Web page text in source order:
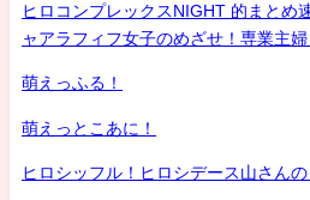
ヒロコンプレックスNIGHT 的まとめ
ャアラフィフ女子のめざせ！専業主
萌えっふる！
萌えっとこあに！
ヒロシッフル！ヒロシデース山さん